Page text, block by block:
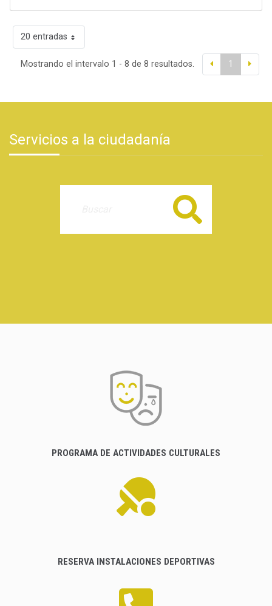
20 entradas
Mostrando el intervalo 1 - 8 de 8 resultados. 1
Servicios a la ciudadanía
Buscar
PROGRAMA DE ACTIVIDADES CULTURALES
RESERVA INSTALACIONES DEPORTIVAS